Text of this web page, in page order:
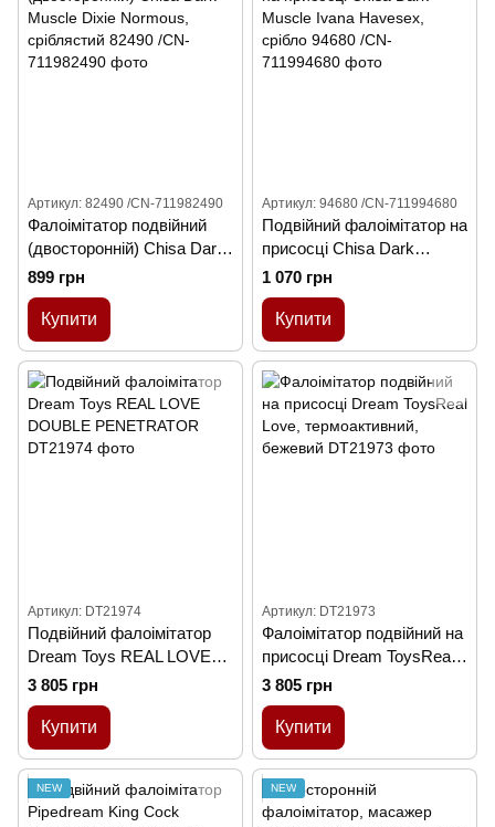
Артикул: 82490 /CN-711982490
Фалоімітатор подвійний
(двосторонній) Chisa Dark
Muscle Dixie Normous,
сріблястий
899 грн
Купити
Артикул: 94680 /CN-711994680
Подвійний фалоімітатор на
присосці Chisa Dark
Muscle Ivana Havesex,
срібло
1 070 грн
Купити
Артикул: DT21974
Подвійний фалоімітатор
Dream Toys REAL LOVE
DOUBLE PENETRATOR
3 805 грн
Купити
Артикул: DT21973
Фалоімітатор подвійний на
присосці Dream ToysReal
Love, термоактивний,
бежевий
3 805 грн
Купити
NEW NEW